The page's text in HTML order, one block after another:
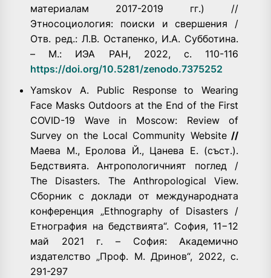
материалам 2017-2019 гг.) //
Этносоциология: поиски и свершения /
Отв. ред.: Л.В. Остапенко, И.А. Субботина.
– М.: ИЭА РАН, 2022, с. 110-116
https://doi.org/10.5281/zenodo.7375252
Yamskov A. Public Response to Wearing
Face Masks Outdoors at the End of the First
COVID-19 Wave in Moscow: Review of
Survey on the Local Community Website//
Маева М., Еролова Й., Цанева Е. (съст.).
Бедствията. Антропологичният поглед /
The Disasters. The Anthropological View.
Сборник с доклади от международната
конференция „Ethnography of Disasters /
Eтнография на бедствията“. София, 11−12
май 2021 г. – София: Академично
издателство „Проф. М. Дринов“, 2022, с.
291-297